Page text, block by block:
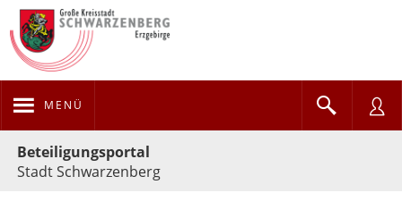
MENÜ
Beteiligungsportal
Stadt Schwarzenberg